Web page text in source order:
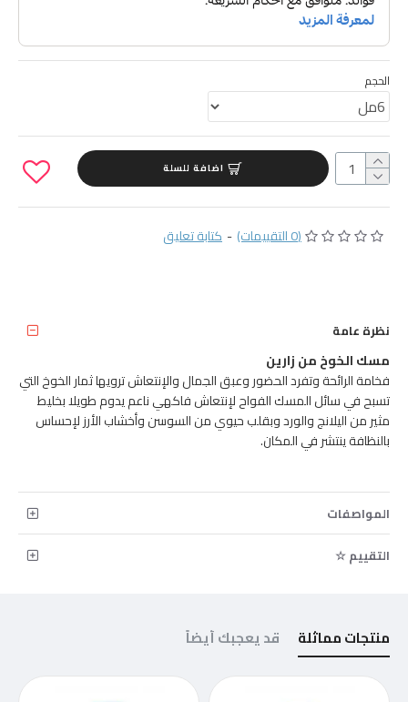
(0 التقييمات) - كتابة تعليق
الحجم
اضافة للسلة
نظرة عامة
مسك الخوخ من زارين
فخامة الرائحة وتفرد الحضور وعبق الجمال والإنتعاش ترويها ثمار الخوخ التي
تسبح في سائل المسك الفواح لإنتعاش فاكهي ناعم يدوم طويلا بخليط
مثير من اليلانج والورد وبقلب حيوي من السوسن وأخشاب الأرز لإحساس
بالنظافة ينتشر في المكان.
المواصفات
التقييم ☆
منتجات مماثلة قد يعجبك أيضاً